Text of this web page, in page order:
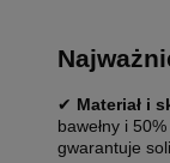
✔ Materiał i
bawełny i
gwarantuje